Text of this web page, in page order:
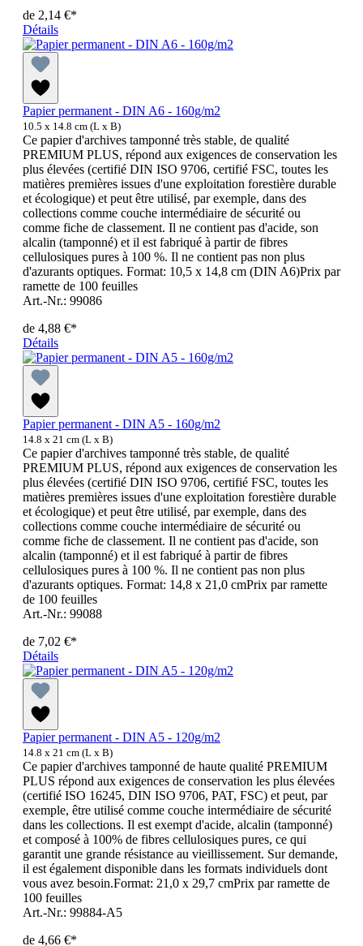
de 2,14 €*
Détails
Papier permanent - DIN A6 - 160g/m2
10.5 x 14.8 cm (L x B)
Ce papier d'archives tamponné très stable, de qualité
PREMIUM PLUS, répond aux exigences de conservation les
plus élevées (certifié DIN ISO 9706, certifié FSC, toutes les
matières premières issues d'une exploitation forestière durable
et écologique) et peut être utilisé, par exemple, dans des
collections comme couche intermédiaire de sécurité ou
comme fiche de classement. Il ne contient pas d'acide, son
alcalin (tamponné) et il est fabriqué à partir de fibres
cellulosiques pures à 100 %. Il ne contient pas non plus
d'azurants optiques. Format: 10,5 x 14,8 cm (DIN A6)Prix par
ramette de 100 feuilles
Art.-Nr.: 99086
de 4,88 €*
Détails
Papier permanent - DIN A5 - 160g/m2
14.8 x 21 cm (L x B)
Ce papier d'archives tamponné très stable, de qualité
PREMIUM PLUS, répond aux exigences de conservation les
plus élevées (certifié DIN ISO 9706, certifié FSC, toutes les
matières premières issues d'une exploitation forestière durable
et écologique) et peut être utilisé, par exemple, dans des
collections comme couche intermédiaire de sécurité ou
comme fiche de classement. Il ne contient pas d'acide, son
alcalin (tamponné) et il est fabriqué à partir de fibres
cellulosiques pures à 100 %. Il ne contient pas non plus
d'azurants optiques. Format: 14,8 x 21,0 cmPrix par ramette
de 100 feuilles
Art.-Nr.: 99088
de 7,02 €*
Détails
Papier permanent - DIN A5 - 120g/m2
14.8 x 21 cm (L x B)
Ce papier d'archives tamponné de haute qualité PREMIUM
PLUS répond aux exigences de conservation les plus élevées
(certifié ISO 16245, DIN ISO 9706, PAT, FSC) et peut, par
exemple, être utilisé comme couche intermédiaire de sécurité
dans les collections. Il est exempt d'acide, alcalin (tamponné)
et composé à 100% de fibres cellulosiques pures, ce qui
garantit une grande résistance au vieillissement. Sur demande,
il est également disponible dans les formats individuels dont
vous avez besoin.Format: 21,0 x 29,7 cmPrix par ramette de
100 feuilles
Art.-Nr.: 99884-A5
de 4,66 €*